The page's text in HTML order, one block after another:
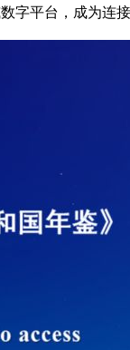
平台，成为连